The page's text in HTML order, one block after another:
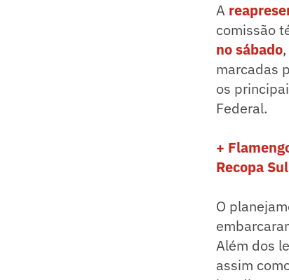
A
comissão
no sábado
marcadas
os
Federal.
+
Recopa
O
Além dos
assim